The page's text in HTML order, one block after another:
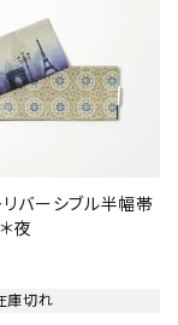
バーシブル半幅帯
夜
庫切れ